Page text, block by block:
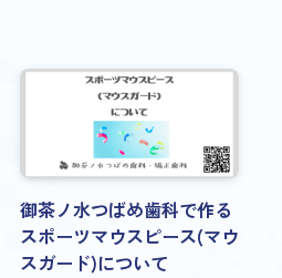
御茶ノ水つばめ歯科で作る
スポーツマウスピース(マウ
スガード)について